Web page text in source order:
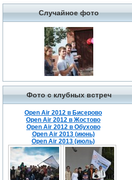
Случайное фото
Фото с клубных встреч
Open Air 2012 в Бисерово
Open Air 2012 в Жостово
Open Air 2012 в Обухово
Open Air 2013 (июнь)
Open Air 2013 (июль)